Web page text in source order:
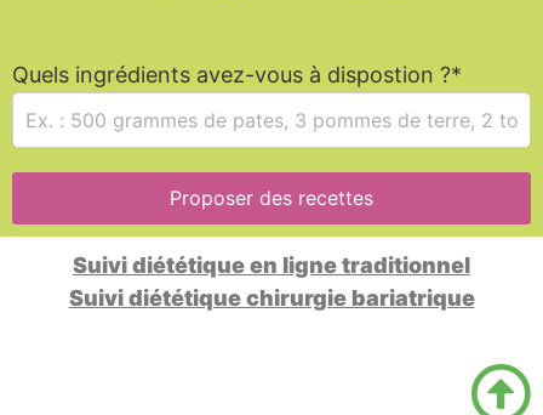
Quels ingrédients avez-vous à dispostion ?*
Proposer des recettes
Suivi diététique en ligne traditionnel
Suivi diététique chirurgie bariatrique